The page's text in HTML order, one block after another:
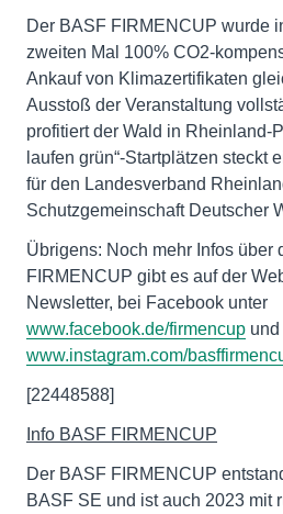
Der BASF FIRMENCUP wurde
zweiten Mal 100% CO2-
Ankauf von Klimazertifikaten
Ausstoß der Veranstaltung
profitiert der Wald in Rheinland-
laufen grün“-Startplätzen steckt
für den Landesverband
Schutzgemeinschaft Deutscher
Übrigens: Noch mehr Infos über
FIRMENCUP gibt es auf der
Newsletter, bei Facebook unter
www.facebook.de/firmencup
www.instagram.com/
[22448588]
Info BASF FIRMENCUP
Der BASF FIRMENCUP
BASF SE und ist auch 2023 mit